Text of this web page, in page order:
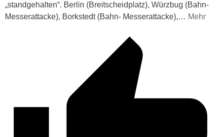
„standgehalten“. Berlin (Breitscheidplatz), Würzbug (Bahn-
Messerattacke), Borkstedt (Bahn- Messerattacke),… Mehr